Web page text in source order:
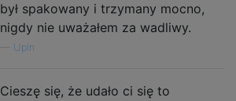
był spakowany i trzymany mocno,
nigdy nie uważałem za wadliwy.
UpIn
Cieszę się, że udało ci się to